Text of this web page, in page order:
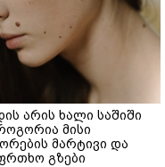
არის ხალი საშიში
მისი
მარტივი და
გზები